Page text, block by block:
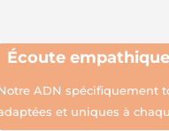
Écoute
ADN spécifiquement
et uniques à